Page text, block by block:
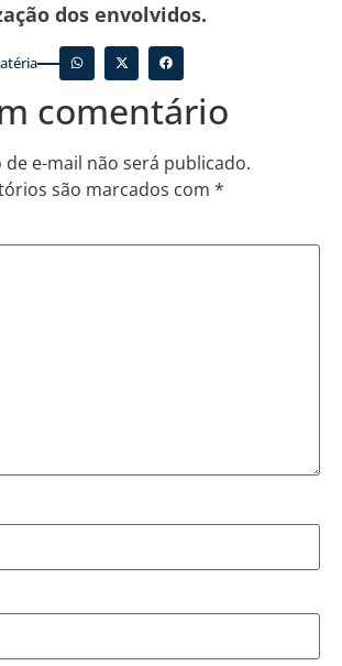
dos envolvidos.
comentário
de e-mail não será publicado.
são marcados com *